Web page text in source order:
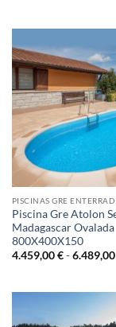
PISCINAS GRE
Piscina Gre Atolon
Madagascar Ovalada
800X400X150
4.459,00€ - 6.489,00